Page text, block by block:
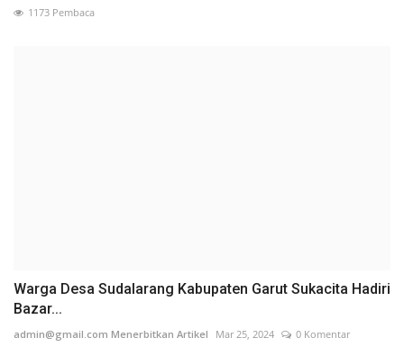
1173 Pembaca
Warga Desa Sudalarang Kabupaten Garut Sukacita Hadiri
Bazar...
admin@gmail.com Menerbitkan Artikel Mar 25, 2024
0 Komentar